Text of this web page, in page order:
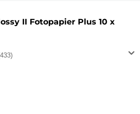
II Fotopapier Plus 10 x